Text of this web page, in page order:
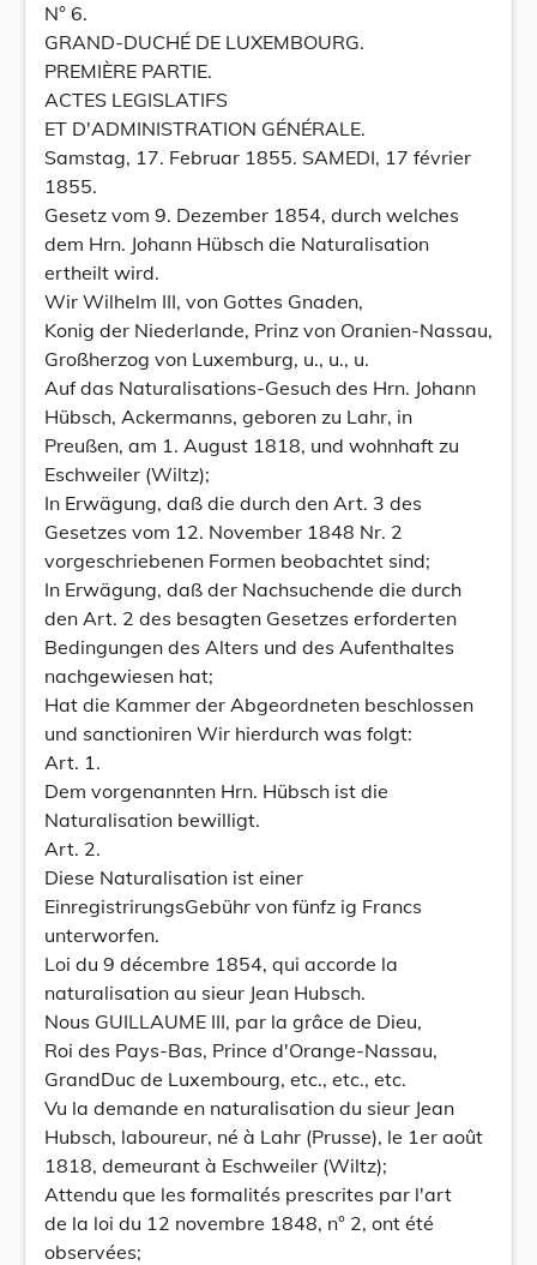
N° 6.
GRAND-DUCHÉ DE LUXEMBOURG.
PREMIÈRE PARTIE.
ACTES LEGISLATIFS
ET D'ADMINISTRATION GÉNÉRALE.
Samstag, 17. Februar 1855. SAMEDI, 17 février
1855.
Gesetz vom 9. Dezember 1854, durch welches
dem Hrn. Johann Hübsch die Naturalisation
ertheilt wird.
Wir Wilhelm III, von Gottes Gnaden,
Konig der Niederlande, Prinz von Oranien-Nassau,
Großherzog von Luxemburg, u., u., u.
Auf das Naturalisations-Gesuch des Hrn. Johann
Hübsch, Ackermanns, geboren zu Lahr, in
Preußen, am 1. August 1818, und wohnhaft zu
Eschweiler (Wiltz);
In Erwägung, daß die durch den Art. 3 des
Gesetzes vom 12. November 1848 Nr. 2
vorgeschriebenen Formen beobachtet sind;
In Erwägung, daß der Nachsuchende die durch
den Art. 2 des besagten Gesetzes erforderten
Bedingungen des Alters und des Aufenthaltes
nachgewiesen hat;
Hat die Kammer der Abgeordneten beschlossen
und sanctioniren Wir hierdurch was folgt:
Art. 1.
Dem vorgenannten Hrn. Hübsch ist die
Naturalisation bewilligt.
Art. 2.
Diese Naturalisation ist einer
EinregistrirungsGebühr von fünfz ig Francs
unterworfen.
Loi du 9 décembre 1854, qui accorde la
naturalisation au sieur Jean Hubsch.
Nous GUILLAUME III, par la grâce de Dieu,
Roi des Pays-Bas, Prince d'Orange-Nassau,
GrandDuc de Luxembourg, etc., etc., etc.
Vu la demande en naturalisation du sieur Jean
Hubsch, laboureur, né à Lahr (Prusse), le 1er août
1818, demeurant à Eschweiler (Wiltz);
Attendu que les formalités prescrites par l'art
de la loi du 12 novembre 1848, n° 2, ont été
observées;